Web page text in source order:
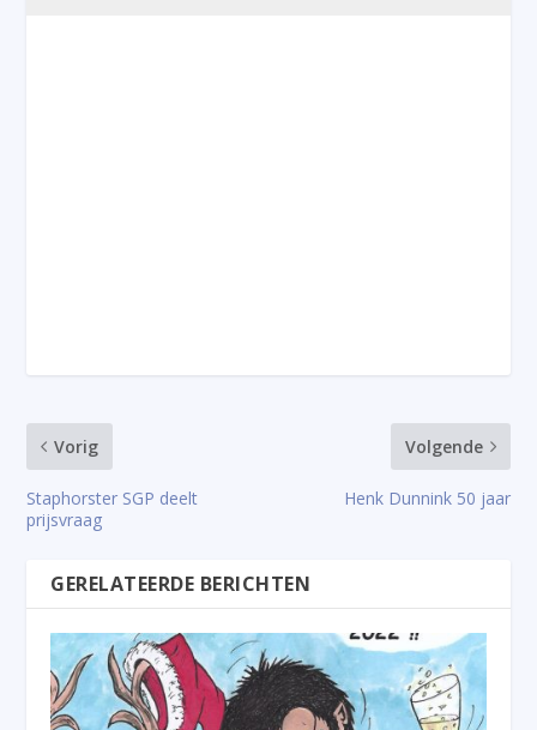
Vorig
Staphorster SGP deelt
prijsvraag
Volgende
Henk Dunnink 50 jaar
GERELATEERDE BERICHTEN